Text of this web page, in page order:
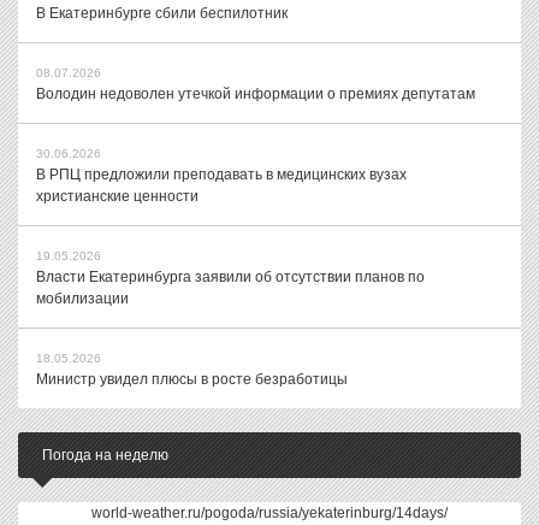
В Екатеринбурге сбили беспилотник
08.07.2026
Володин недоволен утечкой информации о премиях депутатам
30.06.2026
В РПЦ предложили преподавать в медицинских вузах
христианские ценности
19.05.2026
Власти Екатеринбурга заявили об отсутствии планов по
мобилизации
18.05.2026
Министр увидел плюсы в росте безработицы
Погода на неделю
world-weather.ru/pogoda/russia/yekaterinburg/14days/